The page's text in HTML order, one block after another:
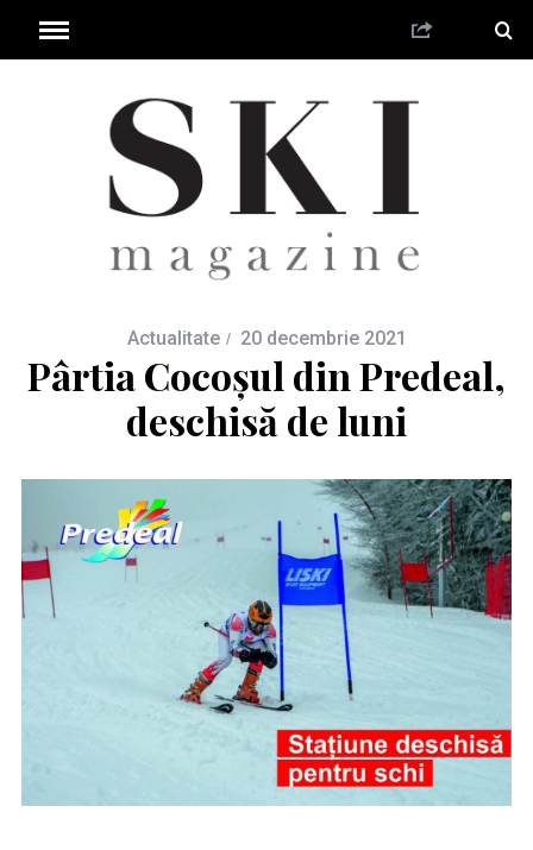
Actualitate 20 decembrie 2021
Pârtia Cocoșul din Predeal,
deschisă de luni